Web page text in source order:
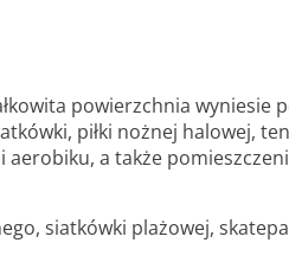
powierzchnia wyniesie
piłki nożnej halowej,
a także
siatkówki plażowej,